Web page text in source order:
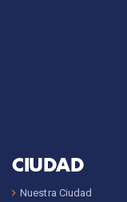
CIUDAD
Nuestra Ciudad